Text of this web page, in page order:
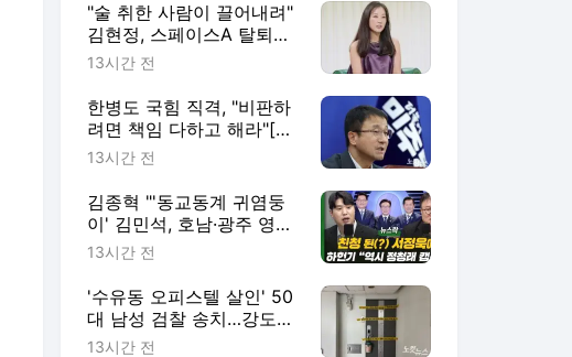
"술 취한 사람이 끌어내려"
김현정, 스페이스A 탈퇴한
까닭
13시간 전
한병도 국힘 직격, "비판하
려면 책임 다하고 해라"[노
컷네컷]
13시간 전
김종혁 "'동교동계 귀염둥
이' 김민석, 호남·광주 영향
력 남아있어[뉴스락]
13시간 전
'수유동 오피스텔 살인' 50
대 남성 검찰 송치…강도
살인 혐의[영상]
13시간 전